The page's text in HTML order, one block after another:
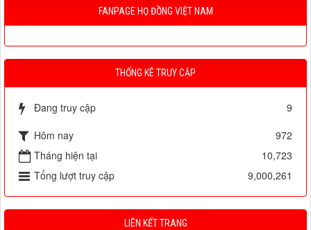
FANPAGE HỌ ĐỒNG VIỆT NAM
THỐNG KÊ TRUY CẬP
Đang truy cập
9
Hôm nay
972
Tháng hiện tại
10,723
Tổng lượt truy cập
9,000,261
LIÊN KẾT TRANG